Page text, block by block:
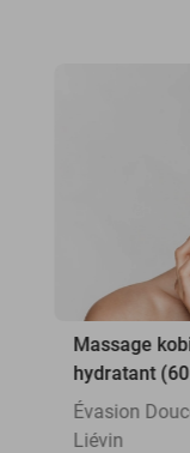
Massage
hydratant
Évasion
Liévin